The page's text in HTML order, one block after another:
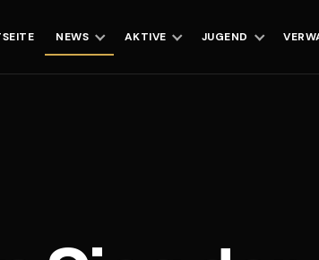
NEWS AKTIVE JUGEND